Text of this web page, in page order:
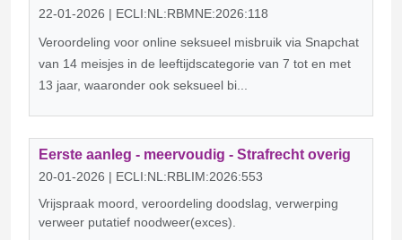
22-01-2026 | ECLI:NL:RBMNE:2026:118
Veroordeling voor online seksueel misbruik via Snapchat
van 14 meisjes in de leeftijdscategorie van 7 tot en met
13 jaar, waaronder ook seksueel bi...
Eerste aanleg - meervoudig - Strafrecht overig
20-01-2026 | ECLI:NL:RBLIM:2026:553
Vrijspraak moord, veroordeling doodslag, verwerping
verweer putatief noodweer(exces).